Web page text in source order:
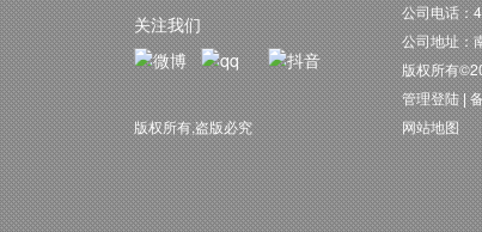
关注我们
版权所有,盗版必究
公司电话：
公司地址：
版权所有
管理登陆 |
网站地图